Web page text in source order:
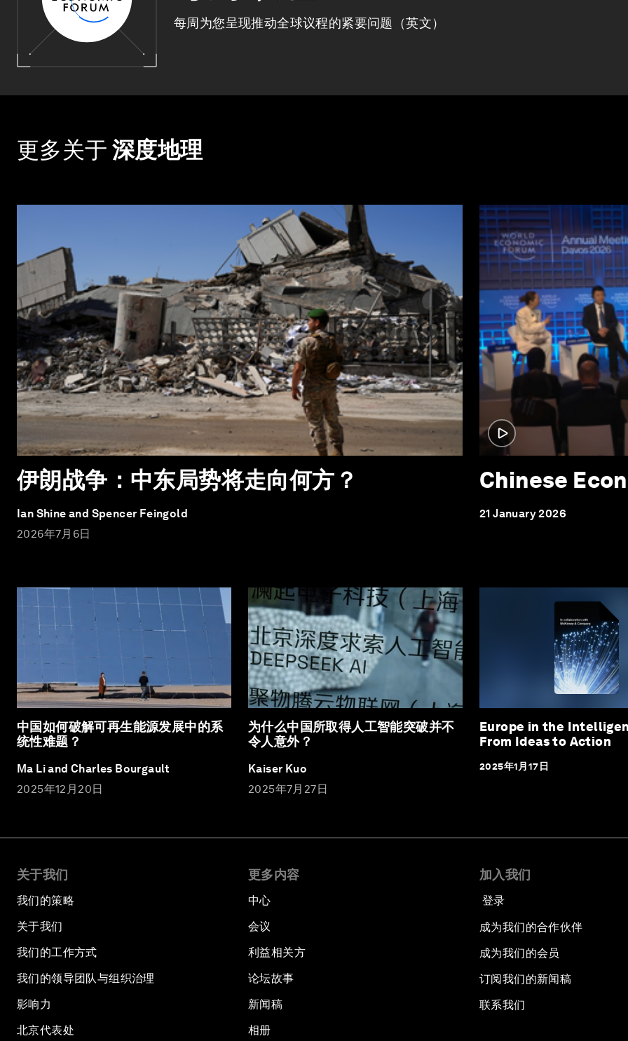
每周为您呈现推动全球议程的紧要问题（英文）
更多关于 深度地理
伊朗战争：中东局势将走向何方？
Ian Shine and Spencer Feingold
2026年7月6日
Chinese
21 January 2026
中国如何破解可再生能源发展中的系
统性难题？
Ma Li and Charles Bourgault
2025年12月20日
为什么中国所取得人工智能突破并不
令人意外？
Kaiser Kuo
2025年7月27日
Europe in the
From Ideas to Action
2025年1月17日
关于我们
我们的策略
关于我们
我们的工作方式
我们的领导团队与组织治理
影响力
北京代表处
更多内容
中心
会议
利益相关方
论坛故事
新闻稿
相册
加入我们
登录
成为我们的合作伙伴
成为我们的会员
订阅我们的新闻稿
联系我们